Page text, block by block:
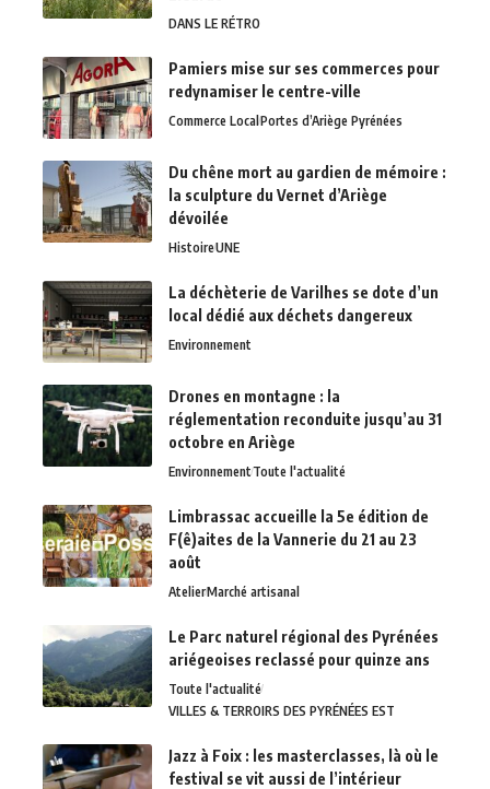
DANS LE RÉTRO
Pamiers mise sur ses commerces pour
redynamiser le centre-ville
Commerce LocalPortes d’Ariège Pyrénées
Du chêne mort au gardien de mémoire :
la sculpture du Vernet d’Ariège
dévoilée
HistoireUNE
La déchèterie de Varilhes se dote d’un
local dédié aux déchets dangereux
Environnement
Drones en montagne : la
réglementation reconduite jusqu’au 31
octobre en Ariège
EnvironnementToute l'actualité
Limbrassac accueille la 5e édition de
F(ê)aites de la Vannerie du 21 au 23
août
AtelierMarché artisanal
Le Parc naturel régional des Pyrénées
ariégeoises reclassé pour quinze ans
Toute l'actualité
VILLES & TERROIRS DES PYRÉNÉES EST
Jazz à Foix : les masterclasses, là où le
festival se vit aussi de l’intérieur